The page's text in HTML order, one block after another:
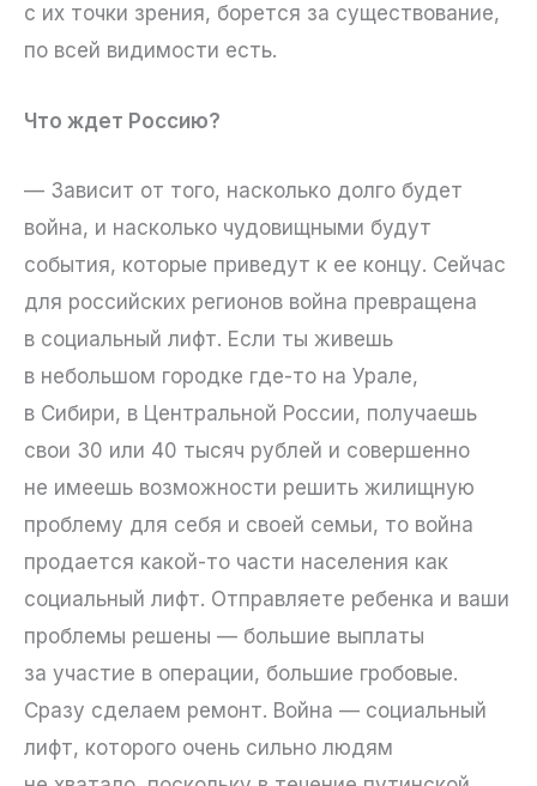
с их точки зрения, борется за существование,
по всей видимости есть.
Что ждет Россию?
— Зависит от того, насколько долго будет
война, и насколько чудовищными будут
события, которые приведут к ее концу. Сейчас
для российских регионов война превращена
в социальный лифт. Если ты живешь
в небольшом городке где-то на Урале,
в Сибири, в Центральной России, получаешь
свои 30 или 40 тысяч рублей и совершенно
не имеешь возможности решить жилищную
проблему для себя и своей семьи, то война
продается какой-то части населения как
социальный лифт. Отправляете ребенка и ваши
проблемы решены — большие выплаты
за участие в операции, большие гробовые.
Сразу сделаем ремонт. Война — социальный
лифт, которого очень сильно людям